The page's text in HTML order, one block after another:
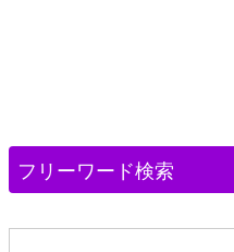
フリーワード検索